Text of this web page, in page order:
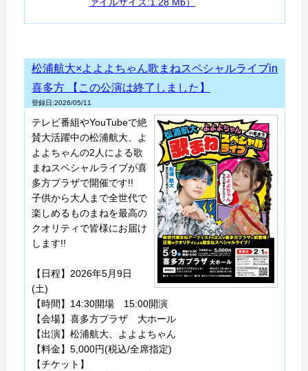
ァイルサイズ:1.28 Mb）
松浦航大×よよよちゃん歌まねスペシャルライブin
喜多方 【この公演は終了しました】
登録日:2026/05/11
テレビ番組やYouTubeで絶
賛大活躍中の松浦航大、よ
よよちゃんの2人による歌
まねスペシャルライブが喜
多方プラザで開催です!!
子供から大人まで全世代で
楽しめるものまねを最高の
クオリティで皆様にお届け
します!!
【日程】2026年5月9日
(土)
【時間】14:30開場 15:00開演
【会場】喜多方プラザ 大ホール
【出演】松浦航大、よよよちゃん
【料金】5,000円(税込/全席指定)
【チケット】